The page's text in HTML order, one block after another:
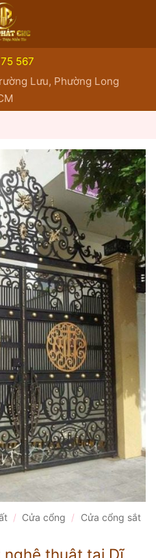
567
Lưu, Phường Long
/ Cửa cổng /
Cửa cổng sắt
nghệ thuật tại Dĩ